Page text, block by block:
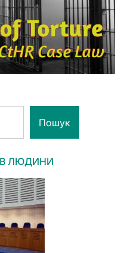
Пошук
ЛЮДИНИ